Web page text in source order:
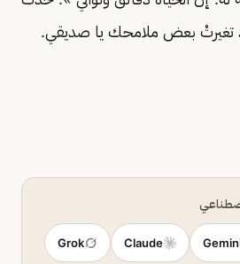
تغيرتْ بعض ملامحك يا صديقي.
Claude
Grok